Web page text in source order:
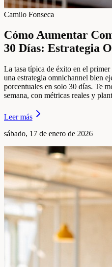
Camilo Fonseca
Cómo Aumentar
30 Días: Estrategia
La tasa típica de éxito en el
una estrategia omnichannel bien
porcentuales en solo 30 días. Te
semana, con métricas reales y
Leer más
sábado, 17 de enero de 2026